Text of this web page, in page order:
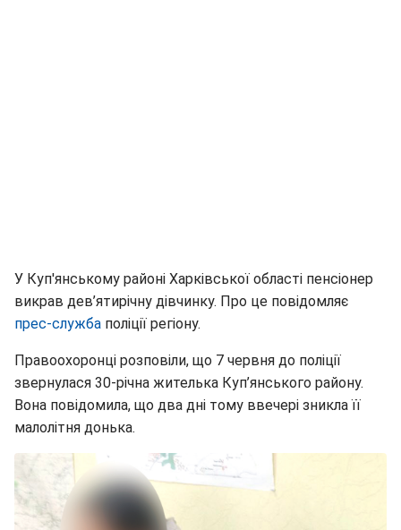
У Куп'янському районі Харківської області пенсіонер
викрав дев’ятирічну дівчинку. Про це повідомляє
прес-служба поліції регіону.
Правоохоронці розповіли, що 7 червня до поліції
звернулася 30-річна жителька Куп’янського району.
Вона повідомила, що два дні тому ввечері зникла її
малолітня донька.